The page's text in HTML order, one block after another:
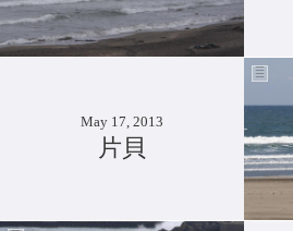
May 17, 2013
片貝